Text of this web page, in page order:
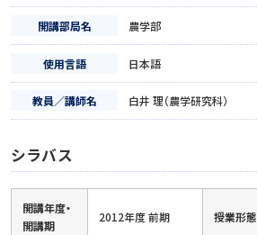
開講部局名 農学部
使用言語 日本語
教員／講師名 白井 理（農学研究科）
シラバス
開講年度・
開講期
2012年度 前期 授業形態